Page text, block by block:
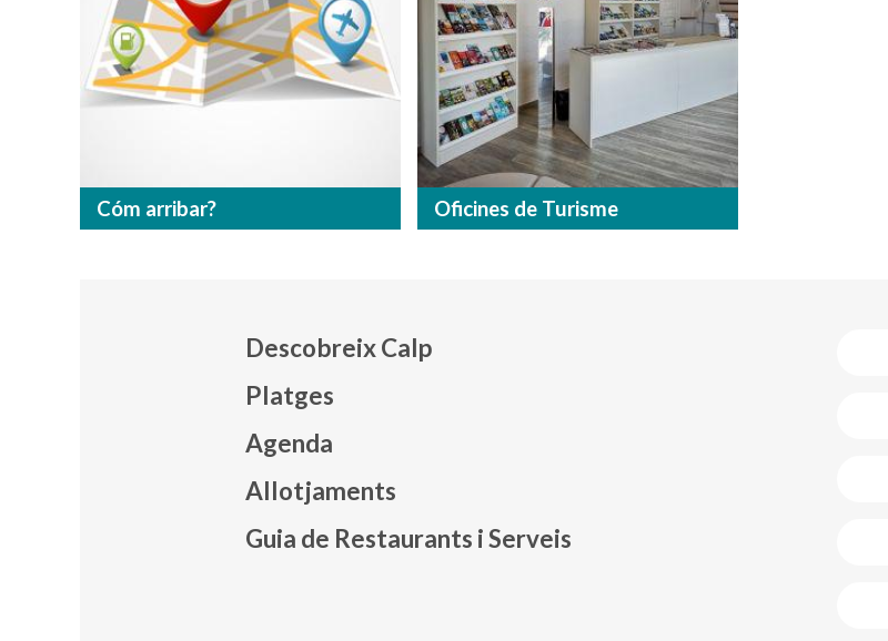
Cóm arribar? Oficines de Turisme
Descobreix Calp
Platges
Agenda
Allotjaments
Guia de Restaurants i Serveis